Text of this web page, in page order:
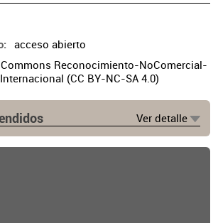
acceso abierto
Reconocimiento-NoComercial-
(CC BY-NC-SA 4.0)
Ver detalle